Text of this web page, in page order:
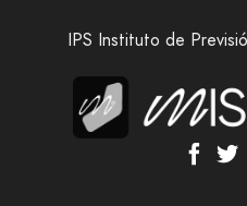
IPS Instituto de